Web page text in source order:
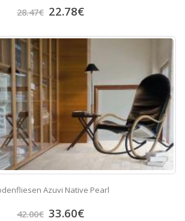
28.47€ 22.78€
Azuvi Native Pearl
42.00€ 33.60€